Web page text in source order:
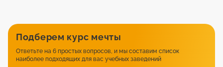
Подберем курс мечты
Ответьте на 6 простых вопросов, и мы составим список
наиболее подходящих для вас учебных заведений